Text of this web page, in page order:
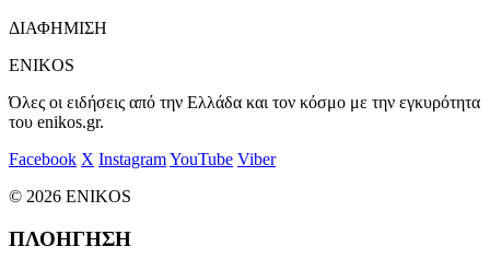
ΔΙΑΦΗΜΙΣΗ
ENIKOS
Όλες οι ειδήσεις από την Ελλάδα και τον κόσμο με την εγκυρότητα
του enikos.gr.
Facebook X InstagramYouTube Viber
© 2026 ENIKOS
ΠΛΟΗΓΗΣΗ